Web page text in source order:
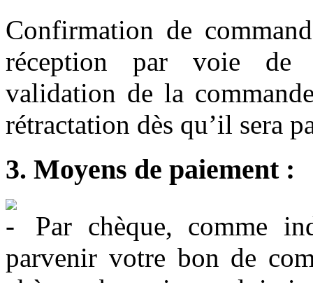
Confirmation de
réception par voie de
validation de la
rétractation dès qu’il sera
3. Moyens de paiement :
Par chèque, comme
parvenir votre bon de